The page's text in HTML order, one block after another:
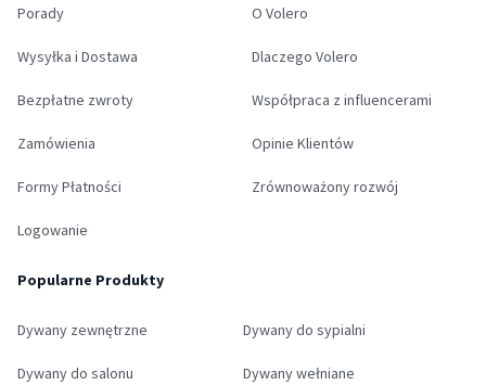
Porady
Wysyłka i Dostawa
Bezpłatne zwroty
Zamówienia
Formy Płatności
Logowanie
O Volero
Dlaczego Volero
Współpraca z influencerami
Opinie Klientów
Zrównoważony rozwój
Popularne Produkty
Dywany zewnętrzne Dywany do sypialni
Dywany do salonu Dywany wełniane